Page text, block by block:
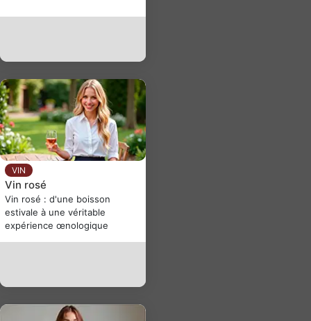
VIN
Vin rosé
Vin rosé : d'une boisson
estivale à une véritable
expérience œnologique